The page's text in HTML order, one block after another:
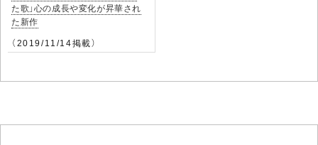
た歌」心の成長や変化が昇華され
た新作
（2019/11/14掲載）